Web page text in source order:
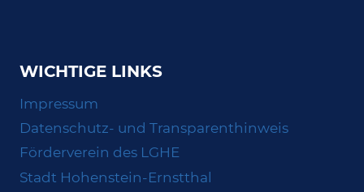
WICHTIGE LINKS
Impressum
Datenschutz- und Transparenthinweis
Förderverein des LGHE
Stadt Hohenstein-Ernstthal